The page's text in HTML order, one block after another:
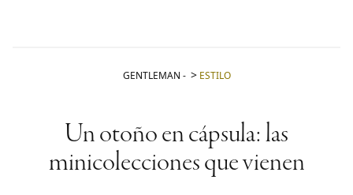
GENTLEMAN - ESTILO
Un otoño en cápsula: las
minicolecciones que vienen